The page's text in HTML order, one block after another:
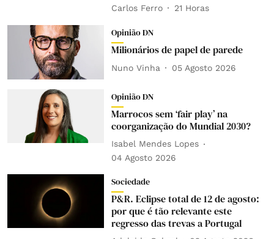
Carlos Ferro 21 Horas
Opinião DN
Milionários de papel de parede
Nuno Vinha 05 Agosto 2026
Opinião DN
Marrocos sem ‘fair play’ na
coorganização do Mundial 2030?
Isabel Mendes Lopes
04 Agosto 2026
Sociedade
P&R. Eclipse total de 12 de agosto:
por que é tão relevante este
regresso das trevas a Portugal